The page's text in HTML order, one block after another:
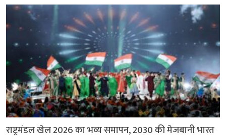
राष्ट्रमंडल खेल 2026 का भव्य समापन, 2030 की मेजबानी भारत